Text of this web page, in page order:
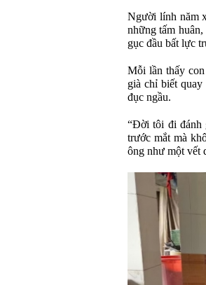
Người lính năm
những tấm
gục đầu bất lực
Mỗi lần thấy
già chỉ biết
đục ngầu.
“Đời tôi đi đánh
trước mắt mà
ông như một vết